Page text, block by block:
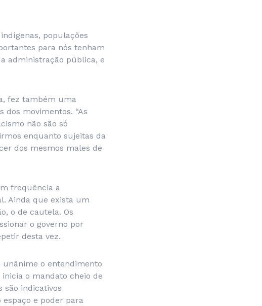
populações
para nós tenham
administração pública, e
fez também uma
dos movimentos. “As
não são só
enquanto sujeitas da
dos mesmos males de
frequência a
Ainda que exista um
o de cautela. Os
o governo por
desta vez.
o entendimento
o mandato cheio de
são indicativos
e poder para